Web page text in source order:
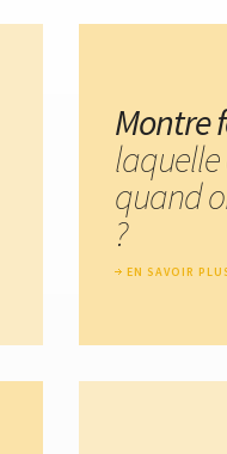
Montre
laquelle
quand
?
EN SAVOIR